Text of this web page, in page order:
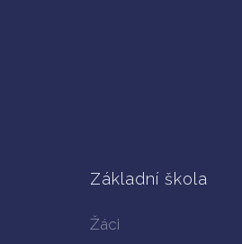
Základní škola
Žáci